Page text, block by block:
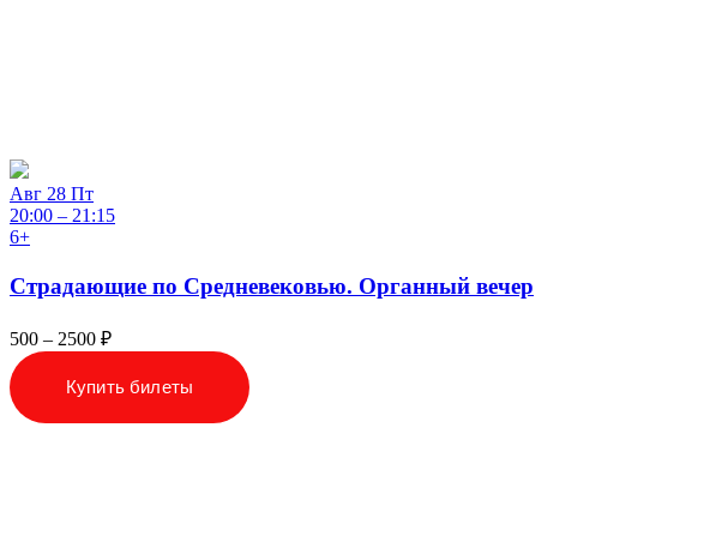
Авг 28 Пт
20:00 – 21:15
6+
Страдающие по Средневековью. Органный вечер
500 – 2500 ₽
Купить билеты